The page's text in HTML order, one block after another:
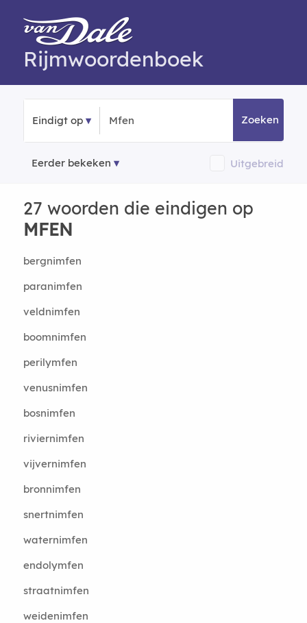
Rijmwoordenboek
Eindigt op Zoeken
Eerder bekeken Uitgebreid
27 woorden die eindigen op
MFEN
bergnimfen
paranimfen
veldnimfen
boomnimfen
perilymfen
venusnimfen
bosnimfen
riviernimfen
vijvernimfen
bronnimfen
snertnimfen
waternimfen
endolymfen
straatnimfen
weidenimfen